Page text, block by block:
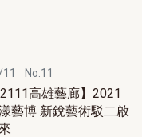
No.11
高雄藝廊】2021
藝博 新銳藝術駁二啟